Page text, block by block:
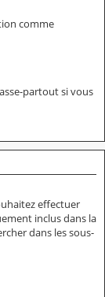
comme
partout si vous
effectuer
inclus dans la
dans les sous-